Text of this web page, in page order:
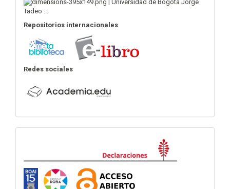
Repositorios internacionales
Redes sociales